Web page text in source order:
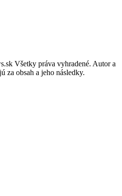
Všetky práva vyhradené. Autor a
za obsah a jeho následky.